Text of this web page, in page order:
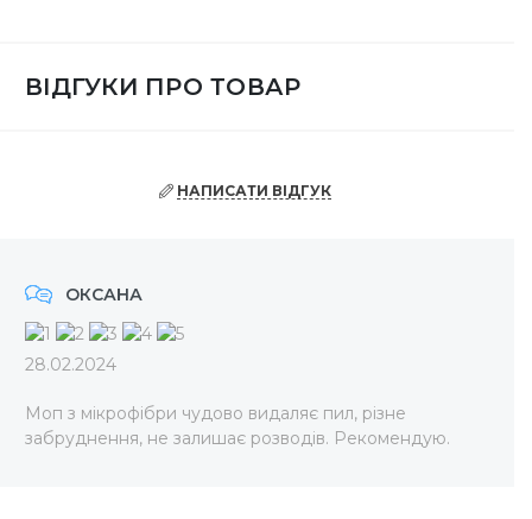
ВІДГУКИ ПРО ТОВАР
НАПИСАТИ ВІДГУК
ОКСАНА
28.02.2024
Моп з мікрофібри чудово видаляє пил, різне
забруднення, не залишає розводів. Рекомендую.